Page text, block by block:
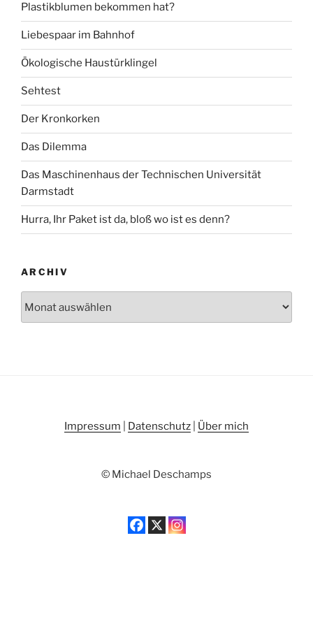
Plastikblumen bekommen hat?
Liebespaar im Bahnhof
Ökologische Haustürklingel
Sehtest
Der Kronkorken
Das Dilemma
Das Maschinenhaus der Technischen Universität
Darmstadt
Hurra, Ihr Paket ist da, bloß wo ist es denn?
ARCHIV
Impressum Datenschutz Über mich
© Michael Deschamps